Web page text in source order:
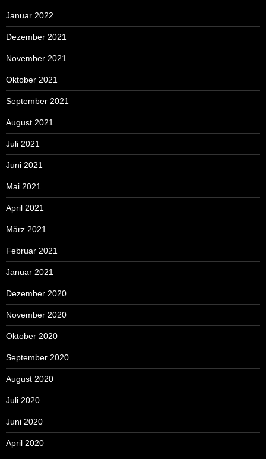
Januar 2022
Dezember 2021
November 2021
Oktober 2021
September 2021
August 2021
Juli 2021
Juni 2021
Mai 2021
April 2021
März 2021
Februar 2021
Januar 2021
Dezember 2020
November 2020
Oktober 2020
September 2020
August 2020
Juli 2020
Juni 2020
April 2020